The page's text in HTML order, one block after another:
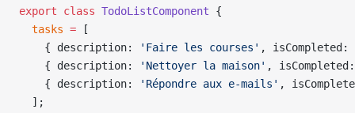
export class TodoListComponent {
  tasks
= [
    { description:
'Faire les courses' , isCompleted:
    { description:
'Nettoyer la maison' ,
    { description:
'Répondre aux e-mails' ,
  ];